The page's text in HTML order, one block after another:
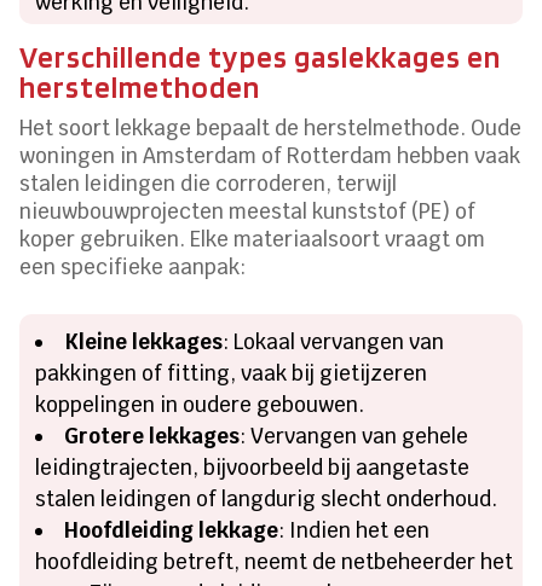
Verschillende types gaslekkages en
herstelmethoden
Het soort lekkage bepaalt de herstelmethode. Oude
woningen in Amsterdam of Rotterdam hebben vaak
stalen leidingen die corroderen, terwijl
nieuwbouwprojecten meestal kunststof (PE) of
koper gebruiken. Elke materiaalsoort vraagt om
een specifieke aanpak:
Kleine lekkages: Lokaal vervangen van
pakkingen of fitting, vaak bij gietijzeren
koppelingen in oudere gebouwen.
Grotere lekkages: Vervangen van gehele
leidingtrajecten, bijvoorbeeld bij aangetaste
stalen leidingen of langdurig slecht onderhoud.
Hoofdleiding lekkage: Indien het een
hoofdleiding betreft, neemt de netbeheerder het